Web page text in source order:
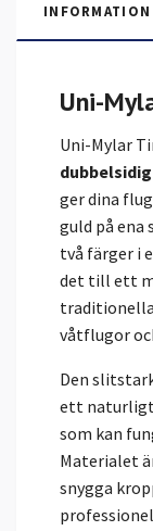
INFORMATION
Uni-
Uni-Mylar
ger dina
guld på ena
två färger i
det till ett
våtflugor
Den
ett
som kan
Materialet
snygga